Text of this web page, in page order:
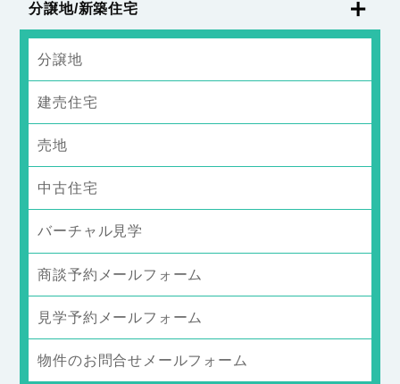
分譲地/新築住宅
分譲地
建売住宅
売地
中古住宅
バーチャル見学
商談予約メールフォーム
見学予約メールフォーム
物件のお問合せメールフォーム